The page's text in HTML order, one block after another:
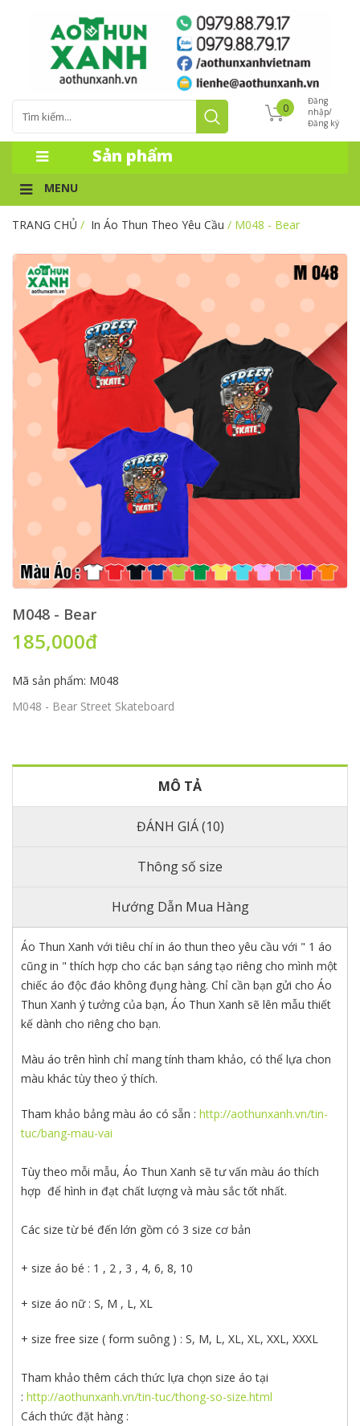
Đăng
nhập/
Đăng ký
0
Sản phẩm
MENU
TRANG CHỦ / In Áo Thun Theo Yêu Cầu / M048 - Bear
M048 - Bear
185,000đ
Mã sản phẩm: M048
M048 - Bear Street Skateboard
MÔ TẢ
ĐÁNH GIÁ (10)
Thông số size
Hướng Dẫn Mua Hàng
Áo Thun Xanh với tiêu chí in áo thun theo yêu cầu với " 1 áo
cũng in " thích hợp cho các bạn sáng tạo riêng cho mình một
chiếc áo độc đáo không đụng hàng. Chỉ cần bạn gửi cho Áo
Thun Xanh ý tưởng của bạn, Áo Thun Xanh sẽ lên mẫu thiết
kế dành cho riêng cho bạn.
Màu áo trên hình chỉ mang tính tham khảo, có thể lựa chon
màu khác tùy theo ý thích.
Tham khảo bảng màu áo có sẵn : http://aothunxanh.vn/tin-
tuc/bang-mau-vai
Tùy theo mỗi mẫu, Áo Thun Xanh sẽ tư vấn màu áo thích
hợp để hình in đạt chất lượng và màu sắc tốt nhất.
Các size từ bé đến lớn gồm có 3 size cơ bản
+ size áo bé : 1 , 2 , 3 , 4, 6, 8, 10
+ size áo nữ : S, M , L, XL
+ size free size ( form suông ) : S, M, L, XL, XL, XXL, XXXL
Tham khảo thêm cách thức lựa chọn size áo tại
: http://aothunxanh.vn/tin-tuc/thong-so-size.html
Cách thức đặt hàng :